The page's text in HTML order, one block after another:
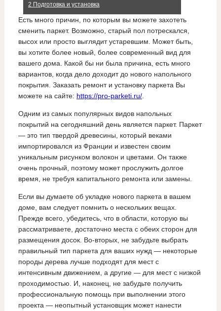
2 Подготовка и установка
Есть много причин, по которым вы можете захотеть
сменить паркет. Возможно, старый пол потрескался,
высох или просто выглядит устаревшим. Может быть,
вы хотите более новый, более современный вид для
вашего дома. Какой бы ни была причина, есть много
вариантов, когда дело доходит до нового напольного
покрытия. Заказать ремонт и установку паркета Вы
можете на сайте: https://pro-parketi.ru/.
Одним из самых популярных видов напольных
покрытий на сегодняшний день является паркет. Паркет
— это тип твердой древесины, который веками
импортировался из Франции и известен своим
уникальным рисунком волокон и цветами. Он также
очень прочный, поэтому может прослужить долгое
время, не требуя капитального ремонта или замены.
Если вы думаете об укладке нового паркета в вашем
доме, вам следует помнить о нескольких вещах.
Прежде всего, убедитесь, что в области, которую вы
рассматриваете, достаточно места с обеих сторон для
размещения досок. Во-вторых, не забудьте выбрать
правильный тип паркета для ваших нужд — некоторые
породы дерева лучше подходят для мест с
интенсивным движением, а другие — для мест с низкой
проходимостью. И, наконец, не забудьте получить
профессиональную помощь при выполнении этого
проекта — неопытный установщик может нанести